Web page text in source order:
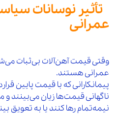
تأثیر نوسانات
عمرانی
وقتی قیمت آهن‌آلات بی‌ثبات
عمرانی هستند.
پیمانکارانی که با قیمت پایین
ناگهانی قیمت‌ها زیان می‌بینند و
نیمه‌تمام رها کنند یا به تعویق